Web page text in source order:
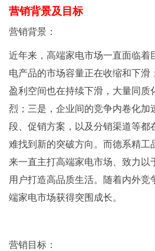
营销背景及目标
营销背景：
近年来，高端家电市场一直面临着
电产品的市场容量正在收缩和下滑
盈利空间也在持续下滑，大量同质
烈；三是，企业间的竞争内卷化加
段、促销方案，以及分销渠道等都
难找到新的突破方向。而德系精工
来一直主打高端家电市场、致力以
用户打造高品质生活。随着内外竞
端家电市场获得突围成长。
营销目标：